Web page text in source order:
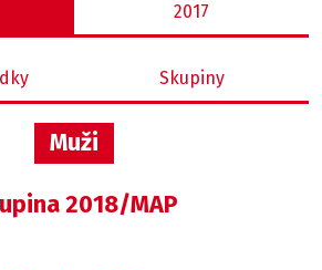
2017
Skupiny
Muži
2018/MAP